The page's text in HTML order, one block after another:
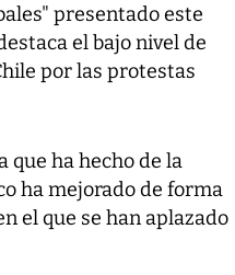
presentado este
el bajo nivel de
por las protestas
que ha hecho de la
ha mejorado de forma
el que se han aplazado